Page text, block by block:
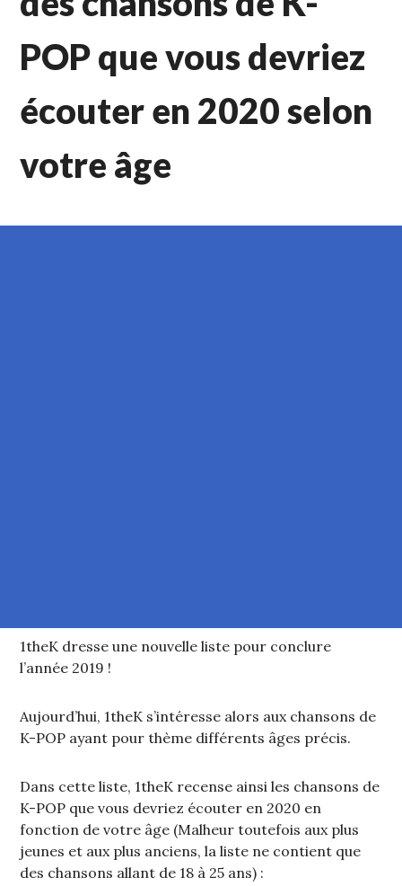
POP que vous devriez
écouter en 2020 selon
votre âge
1theK dresse une nouvelle liste pour conclure
l’année 2019 !
Aujourd’hui, 1theK s’intéresse alors aux chansons de
K-POP ayant pour thème différents âges précis.
Dans cette liste, 1theK recense ainsi les chansons de
K-POP que vous devriez écouter en 2020 en
fonction de votre âge (Malheur toutefois aux plus
jeunes et aux plus anciens, la liste ne contient que
des chansons allant de 18 à 25 ans) :